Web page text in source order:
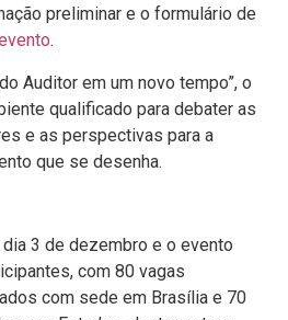
preliminar e o formulário de
.
Auditor em um novo tempo”, o
qualificado para debater as
e as perspectivas para a
que se desenha.
3 de dezembro e o evento
com 80 vagas
com sede em Brasília e 70